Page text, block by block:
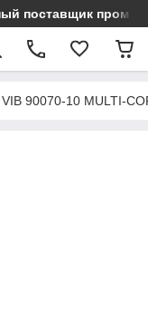
поставщик
VIB 90070-10 MULTI-